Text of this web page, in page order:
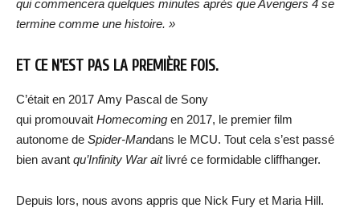
qui commencera quelques minutes après que Avengers 4 se
termine comme une histoire. »
ET CE N’EST PAS LA PREMIÈRE FOIS.
C’était en 2017 Amy Pascal de Sony
qui promouvait Homecoming en 2017, le premier film
autonome de Spider-Mandans le MCU. Tout cela s’est passé
bien avant qu’Infinity War aitlivré ce formidable cliffhanger.
Depuis lors, nous avons appris que Nick Fury et Maria Hill.